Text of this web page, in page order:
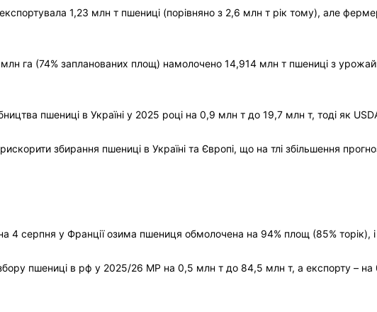
1,23 млн т пшениці (порівняно з 2,6 млн т рік тому), але
га (74% запланованих площ) намолочено 14,914 млн т пшениці з
пшениці в Україні у 2025 році на 0,9 млн т до 19,7 млн т, тоді як
збирання пшениці в Україні та Європі, що на тлі збільшення
4 серпня у Франції озима пшениця обмолочена на 94% площ (85%
пшениці в рф у 2025/26 МР на 0,5 млн т до 84,5 млн т, а експорту –